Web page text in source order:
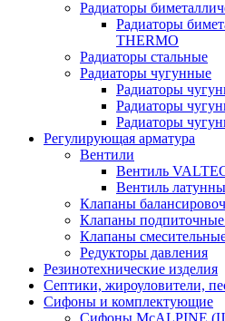
Радиаторы
Радиаторы
THERMO
Радиаторы стальные
Радиаторы чугунные
Радиаторы
Радиаторы
Радиаторы
Регулирующая арматура
Вентили
Вентиль
Вентиль
Клапаны
Клапаны
Клапаны
Редукторы давления
Резинотехнические изделия
Септики, жироуловители,
Сифоны и комплектующие
Сифоны McALPINE